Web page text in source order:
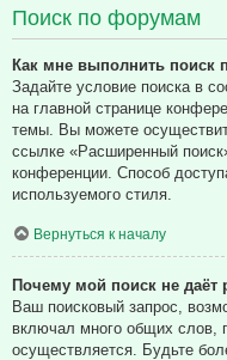
Поиск по форумам
Как мне выполнить
Задайте условие поиска в
на главной странице
темы. Вы можете
ссылке «Расширенный
конференции. Способ
используемого стиля.
Вернуться к началу
Почему мой поиск не даёт
Ваш поисковый запрос,
включал много общих слов,
осуществляется. Будьте